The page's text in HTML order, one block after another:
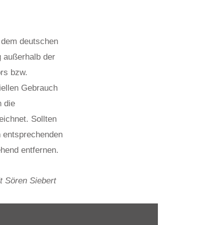
deutschen
außerhalb der
bzw.
Gebrauch
die
Sollten
entfernen.
Sören Siebert